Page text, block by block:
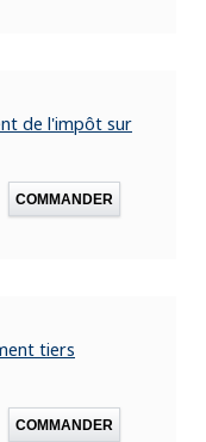
de l'impôt sur
COMMANDER
tiers
COMMANDER